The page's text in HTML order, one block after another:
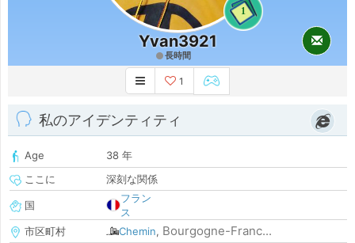
1
Yvan3921
長時間
1
私のアイデンティティ
Age
38 年
ここに
深刻な関係
国
フラン
ス
市区町村
Chemin, Bourgogne-Franc...